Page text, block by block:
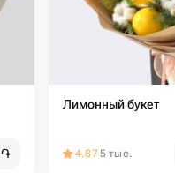
֏
Лимонный букет
4.875 тыс.